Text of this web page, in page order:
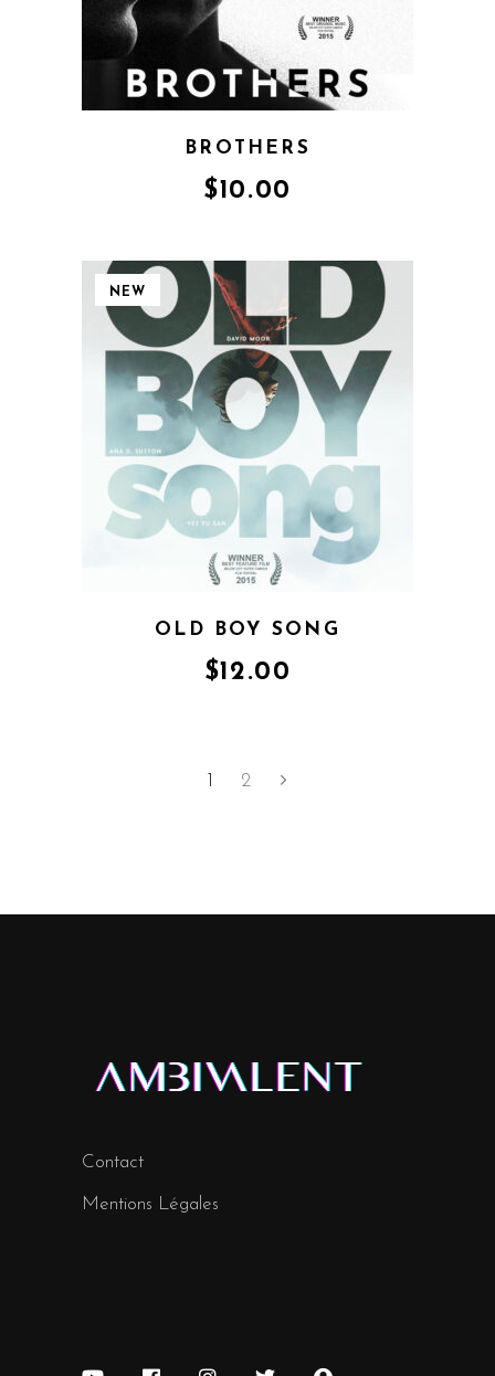
BROTHERS
$10.00
NEW
OLD BOY SONG
$12.00
2
Contact
Mentions Légales